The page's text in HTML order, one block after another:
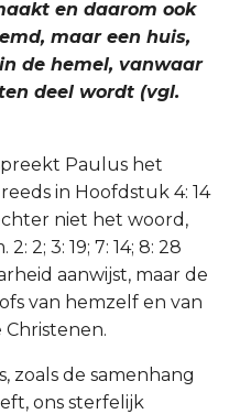
en daarom ook
maar een huis,
de hemel, vanwaar
deel wordt (vgl.
Paulus het
in Hoofdstuk 4: 14
niet het woord,
2; 3: 19; 7: 14; 8: 28
aanwijst, maar de
van hemzelf en van
Christenen.
zoals de samenhang
ons sterfelijk